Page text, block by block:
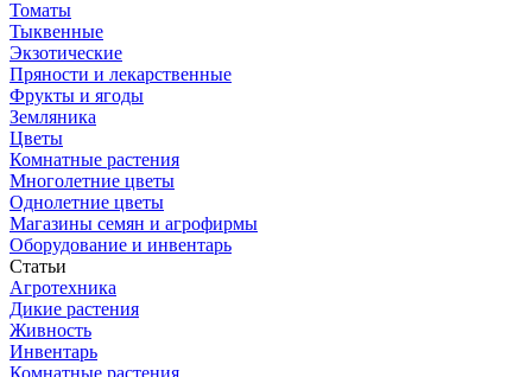
Томаты
Тыквенные
Экзотические
Пряности и лекарственные
Фрукты и ягоды
Земляника
Цветы
Комнатные растения
Многолетние цветы
Однолетние цветы
Магазины семян и агрофирмы
Оборудование и инвентарь
Статьи
Агротехника
Дикие растения
Живность
Инвентарь
Комнатные растения